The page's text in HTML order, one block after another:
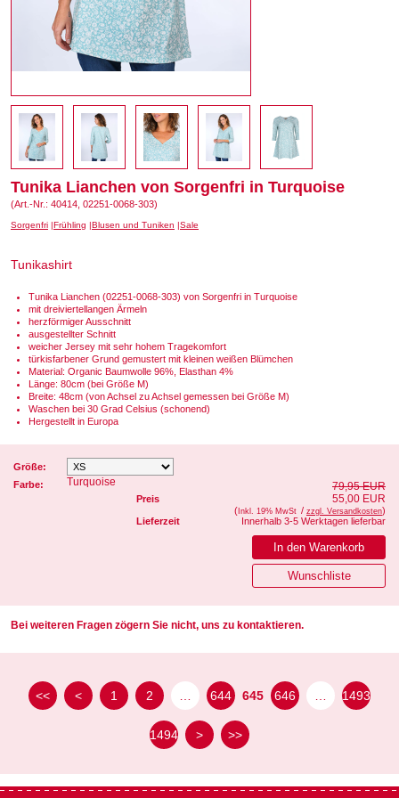
Tunika Lianchen von Sorgenfri in Turquoise
(Art.-Nr.: 40414, 02251-0068-303)
Sorgenfri Frühling Blusen und Tuniken Sale
Tunikashirt
Tunika Lianchen (02251-0068-303) von Sorgenfri in Turquoise
mit dreiviertellangen Ärmeln
herzförmiger Ausschnitt
ausgestellter Schnitt
weicher Jersey mit sehr hohem Tragekomfort
türkisfarbener Grund gemustert mit kleinen weißen Blümchen
Material: Organic Baumwolle 96%, Elasthan 4%
Länge: 80cm (bei Größe M)
Breite: 48cm (von Achsel zu Achsel gemessen bei Größe M)
Waschen bei 30 Grad Celsius (schonend)
Hergestellt in Europa
Größe:
Farbe:
Turquoise
Preis
79,95 EUR
55,00 EUR
( Inkl. 19% MwSt / zzgl. Versandkosten)
Lieferzeit
Innerhalb 3-5 Werktagen lieferbar
Bei weiteren Fragen zögern Sie nicht, uns zu kontaktieren.
<< < 1 2 644 645 646 1493
1494 > >>